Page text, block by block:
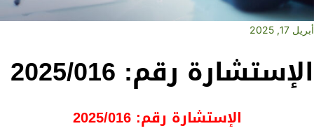
أبريل 17, 2025
الإستشارة رقم: 2025/016
الإستشارة رقم: 2025/016